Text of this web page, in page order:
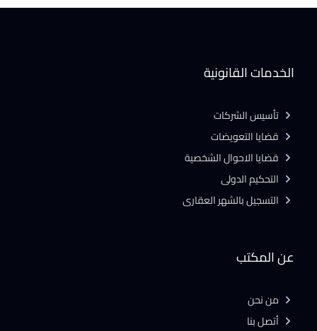
عن المكتب
من نحن
أتصل بنا
الخدمات القانونية
تأسيس الشركات
قضايا التعويضات
قضايا الاحوال الشخصية
التحكيم الدولى
التسجيل بالشهر العقارى